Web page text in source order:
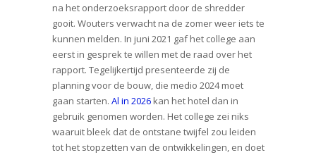
na het onderzoeksrapport door de shredder
gooit. Wouters verwacht na de zomer weer iets te
kunnen melden. In juni 2021 gaf het college aan
eerst in gesprek te willen met de raad over het
rapport. Tegelijkertijd presenteerde zij de
planning voor de bouw, die medio 2024 moet
gaan starten. Al in 2026kan het hotel dan in
gebruik genomen worden. Het college zei niks
waaruit bleek dat de ontstane twijfel zou leiden
tot het stopzetten van de ontwikkelingen, en doet